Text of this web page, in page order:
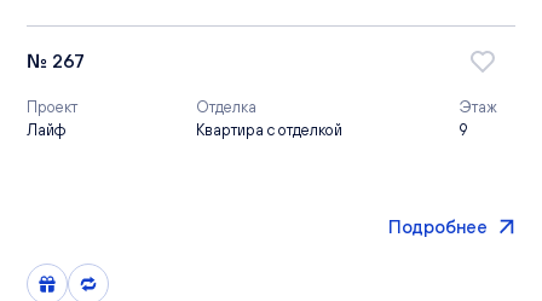
№ 267
Проект
Лайф
Отделка
Квартира с отделкой
Этаж
9
Подробнее